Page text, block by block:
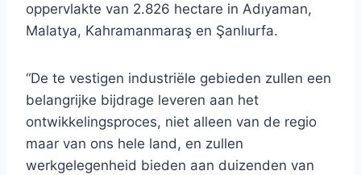
oppervlakte van 2.826 hectare in Adıyaman,
Malatya, Kahramanmaraş en Şanlıurfa.
“De te vestigen industriële gebieden zullen een
belangrijke bijdrage leveren aan het
ontwikkelingsproces, niet alleen van de regio
maar van ons hele land, en zullen
werkgelegenheid bieden aan duizenden van